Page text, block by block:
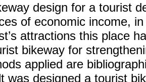
design for a tourist
of economic income,
attractions this place
bikeway for
applied are
was designed a tourist